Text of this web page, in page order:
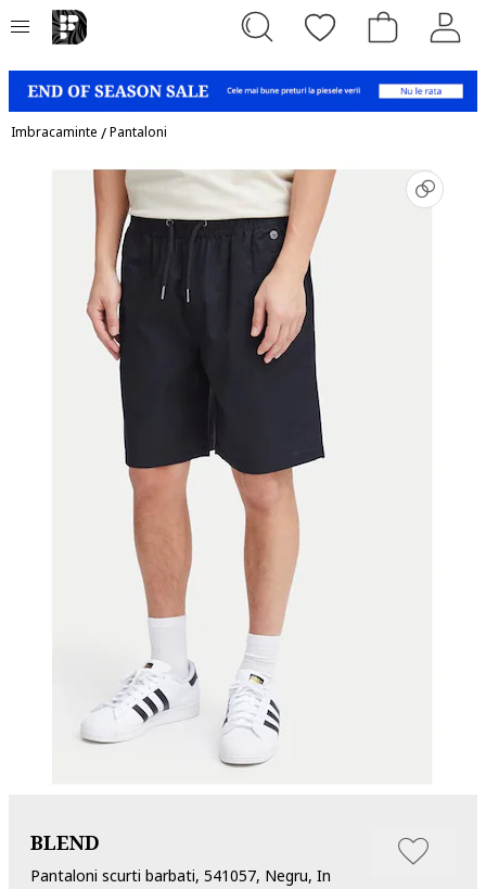
Imbracaminte /Pantaloni
BLEND
Pantaloni scurti barbati, 541057, Negru, In